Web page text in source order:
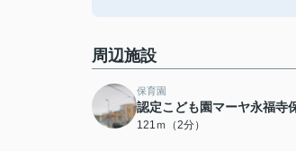
周辺施設
保育園
認定こども園マーヤ永福寺
121ｍ（2分）